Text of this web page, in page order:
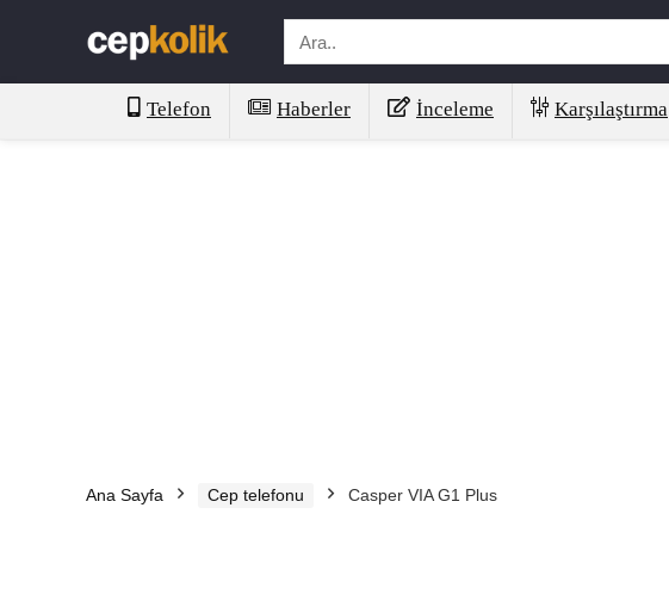
Telefon Haberler İnceleme Karşılaştırma
Ana Sayfa Cep telefonu Casper VIA G1 Plus